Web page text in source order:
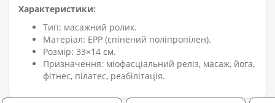
Характеристики:
Тип: масажний ролик.
Матеріал: EPP (спінений поліпропілен).
Розмір: 33×14 см.
Призначення: міофасціальний реліз, масаж, йога,
фітнес, пілатес, реабілітація.